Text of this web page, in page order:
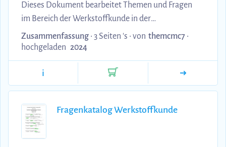
Dieses Dokument bearbeitet Themen und Fragen
im Bereich der Werkstoffkunde in der
Fahrzeugentwicklung. Die Fragen beziehen sich
dabei auf das Skript und die Themen aus dem
Modulhandbuch.
Zusammenfassung • 3 Seiten 's • von themcmc7 •
hochgeladen 2024
i
Fragenkatalog Werkstoffkunde